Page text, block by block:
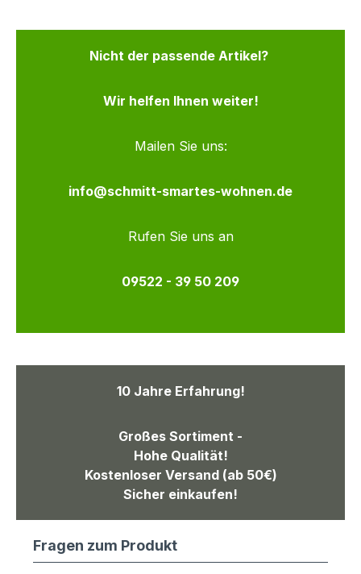
Nicht der passende Artikel?
Wir helfen Ihnen weiter!
Mailen Sie uns:
info@schmitt-smartes-wohnen.de
Rufen Sie uns an
09522 - 39 50 209
10 Jahre Erfahrung!
Großes Sortiment -
Hohe Qualität!
Kostenloser Versand (ab 50€)
Sicher einkaufen!
Fragen zum Produkt